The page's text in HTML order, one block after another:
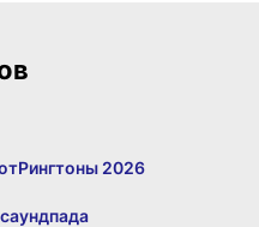
Рингтоны 2026